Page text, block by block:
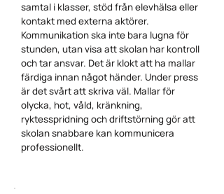
samtal i klasser, stöd från elevhälsa eller
kontakt med externa aktörer.
Kommunikation ska inte bara lugna för
stunden, utan visa att skolan har kontroll
och tar ansvar. Det är klokt att ha mallar
färdiga innan något händer. Under press
är det svårt att skriva väl. Mallar för
olycka, hot, våld, kränkning,
ryktesspridning och driftstörning gör att
skolan snabbare kan kommunicera
professionellt.